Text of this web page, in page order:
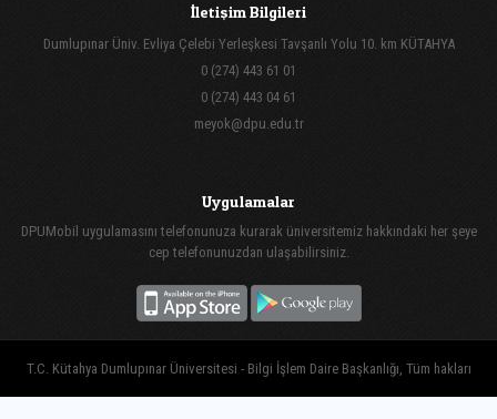
İletişim Bilgileri
Dumlupınar Üniv. Evliya Çelebi Yerleşkesi Tavşanlı Yolu 10. km KÜTAHYA
0 (274) 443 61 01
0 (274) 443 04 61
meyok@dpu.edu.tr
Uygulamalar
DPUMobil uygulamasını telefonunuza kurarak üniversitemiz hakkındaki her şeye
cep telefonunuzdan ulaşabilirsiniz.
T.C. Kütahya Dumlupınar Üniversitesi - Bilgi İşlem Daire Başkanlığı, Tüm hakları